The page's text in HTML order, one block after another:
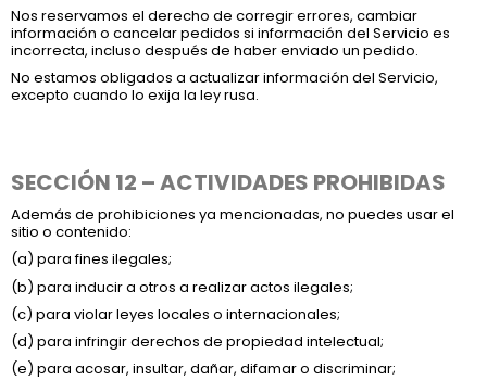
Nos reservamos el derecho de corregir errores, cambiar
información o cancelar pedidos si información del Servicio es
incorrecta, incluso después de haber enviado un pedido.
No estamos obligados a actualizar información del Servicio,
excepto cuando lo exija la ley rusa.
SECCIÓN 12 – ACTIVIDADES PROHIBIDAS
Además de prohibiciones ya mencionadas, no puedes usar el
sitio o contenido:
(a) para fines ilegales;
(b) para inducir a otros a realizar actos ilegales;
(c) para violar leyes locales o internacionales;
(d) para infringir derechos de propiedad intelectual;
(e) para acosar, insultar, dañar, difamar o discriminar;